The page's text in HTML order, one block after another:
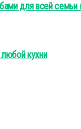
для всей
кухни